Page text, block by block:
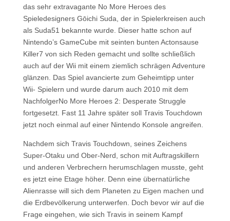
das sehr extravagante No More Heroes des
Spieledesigners Gōichi Suda, der in Spielerkreisen auch
als Suda51 bekannte wurde. Dieser hatte schon auf
Nintendo’s GameCube mit seinten bunten Actonsause
Killer7 von sich Reden gemacht und sollte schließlich
auch auf der Wii mit einem ziemlich schrägen Adventure
glänzen. Das Spiel avancierte zum Geheimtipp unter
Wii- Spielern und wurde darum auch 2010 mit dem
NachfolgerNo More Heroes 2: Desperate Struggle
fortgesetzt. Fast 11 Jahre später soll Travis Touchdown
jetzt noch einmal auf einer Nintendo Konsole angreifen.
Nachdem sich Travis Touchdown, seines Zeichens
Super-Otaku und Ober-Nerd, schon mit Auftragskillern
und anderen Verbrechern herumschlagen musste, geht
es jetzt eine Etage höher. Denn eine übernatürliche
Alienrasse will sich dem Planeten zu Eigen machen und
die Erdbevölkerung unterwerfen. Doch bevor wir auf die
Frage eingehen, wie sich Travis in seinem Kampf